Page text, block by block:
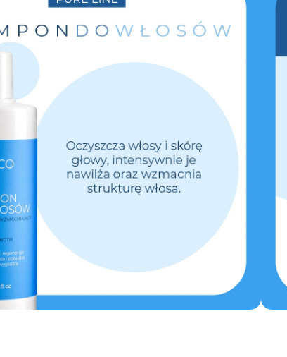
PURE LINE Szampon do
wzmacniający
nawilżająco-wzmacniający do codziennego mycia, gdy
lekkiego nawilżenia bez obciążenia. Pomaga
wygląda zdrowiej i jest bardziej lśniąca. Idealny
szamponu, który dobrze sprawdza się „na co dzień”.
300 ml
13.49 Zł
z 30 dni przed wprowadzeniem promocji:13.99
Dodaj do koszyka
od 149 zł Bezpieczne